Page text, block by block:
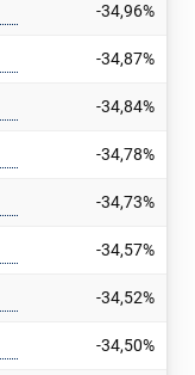
-34,96%
-34,87%
-34,84%
-34,78%
-34,73%
-34,57%
-34,52%
-34,50%